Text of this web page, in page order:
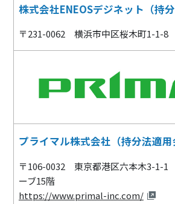
株式会社ENEOSデジネット（持分
〒231-0062 横浜市中区桜木町1-1-8
プライマル株式会社（持分法適用
〒106-0032 東京都港区六本木3-1-1
ーブ15階
https://www.primal-inc.com/